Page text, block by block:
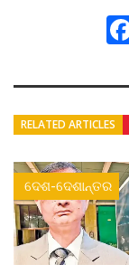
RELATED ARTICLES
ଦେଶ-ଦେଶାନ୍ତର